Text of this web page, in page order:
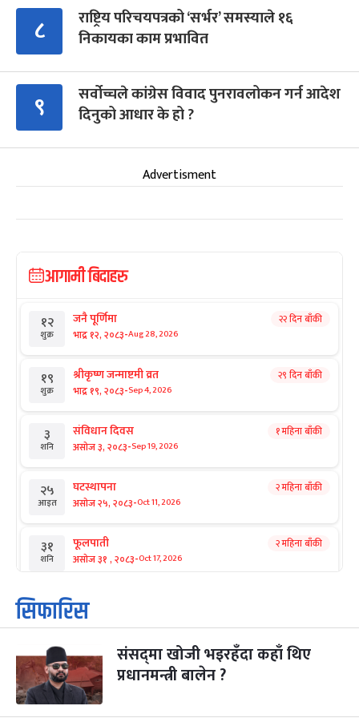
८
राष्ट्रिय परिचयपत्रको ‘सर्भर’ समस्याले १६
निकायका काम प्रभावित
९
सर्वोच्चले कांग्रेस विवाद पुनरावलोकन गर्न आदेश
दिनुको आधार के हो ?
Advertisment
आगामी बिदाहरु
१२
शुक्र
जनै पूर्णिमा
भाद्र १२, २०८३-Aug 28, 2026
२२ दिन बाँकी
१९
शुक्र
श्रीकृष्ण जन्माष्टमी व्रत
भाद्र १९, २०८३-Sep 4, 2026
२९ दिन बाँकी
३
शनि
संविधान दिवस
असोज ३, २०८३-Sep 19, 2026
१ महिना बाँकी
२५
आइत
घटस्थापना
असोज २५, २०८३-Oct 11, 2026
२ महिना बाँकी
३१
शनि
फूलपाती
असोज ३१ , २०८३-Oct 17, 2026
२ महिना बाँकी
१
आइत
कार्तिक सङ्क्रान्ति
कार्तिक १, २०८३
३
मंगल
महानवमी
कार्तिक ३, २०८३-Oct 20, 2026
२ महिना बाँकी
सिफारिस
संसद्‌मा खोजी भइरहँदा कहाँ थिए
प्रधानमन्त्री बालेन ?